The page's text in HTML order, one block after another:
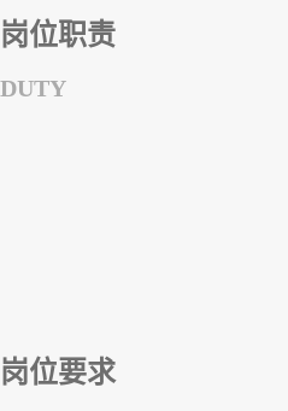
岗位职责
DUTY
岗位要求